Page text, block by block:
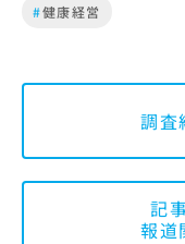
#健康経営
調査
記
報道